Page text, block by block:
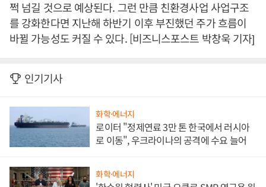
쩍 넘길 것으로 예상된다. 그런 만큼 친환경사업 사업구조
를 강화한다면 지난해 하반기 이후 부진했던 주가 흐름이
바뀔 가능성도 커질 수 있다. [비즈니스포스트 박창욱 기자]
인기기사
화학·에너지
로이터 "정제연료 3만 톤 한국에서 러시아
로 이동", 우크라이나의 공격에 수요 늘어
화학·에너지